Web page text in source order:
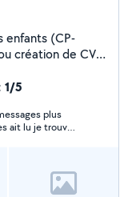
création de CV.
Prestation chant :
accoustique
1/5
plus
ait lu je trouve